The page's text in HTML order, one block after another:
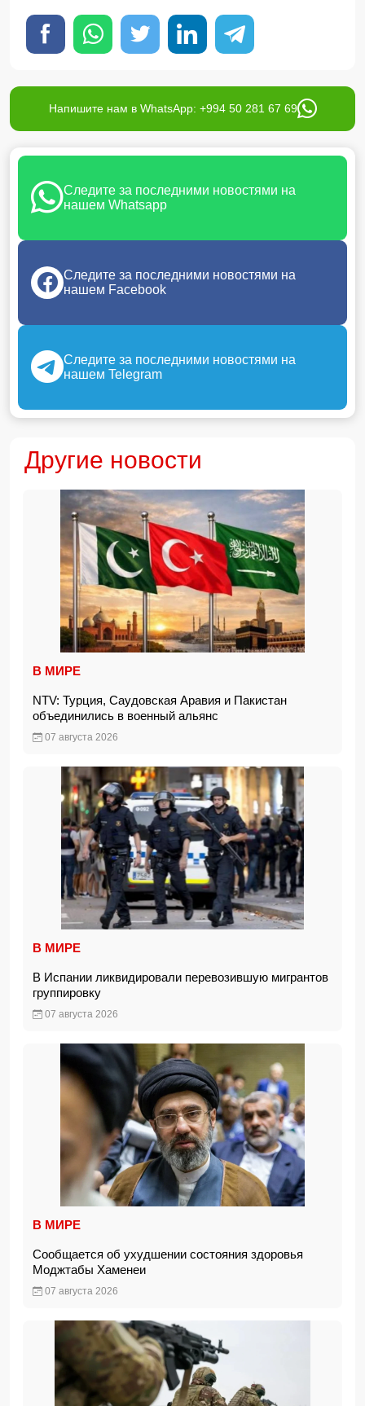
Напишите нам в WhatsApp: +994 50 281 67 69
Следите за последними новостями на
нашем Whatsapp
Следите за последними новостями на
нашем Facebook
Следите за последними новостями на
нашем Telegram
Другие новости
В МИРЕ
NTV: Турция, Саудовская Аравия и Пакистан
объединились в военный альянс
07 августа 2026
В МИРЕ
В Испании ликвидировали перевозившую мигрантов
группировку
07 августа 2026
В МИРЕ
Сообщается об ухудшении состояния здоровья
Моджтабы Хаменеи
07 августа 2026